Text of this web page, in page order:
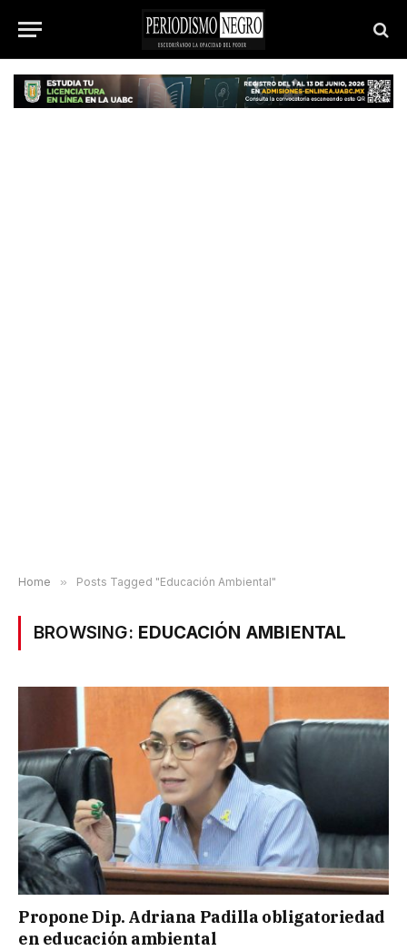
Home » Posts Tagged "Educación Ambiental"
BROWSING: EDUCACIÓN AMBIENTAL
Propone Dip. Adriana Padilla obligatoriedad
en educación ambiental